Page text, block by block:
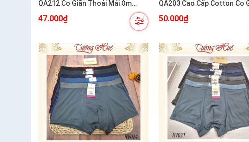
QA212 Co Giãn Thoải Mái Ôm
47.000₫
QA203 Cao Cấp Cotton Co
50.000₫